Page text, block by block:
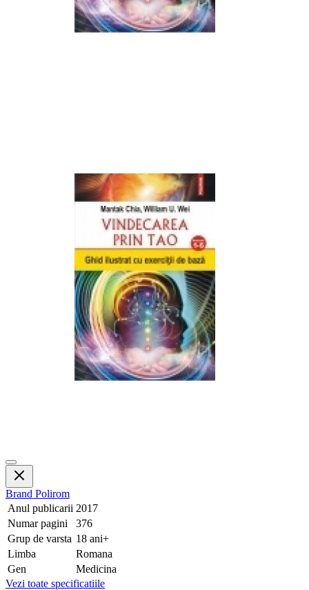
Brand Polirom
Anul publicarii 2017
Numar pagini
376
Grup de varsta 18 ani+
Limba
Romana
Gen
Medicina
Vezi toate specificatiile